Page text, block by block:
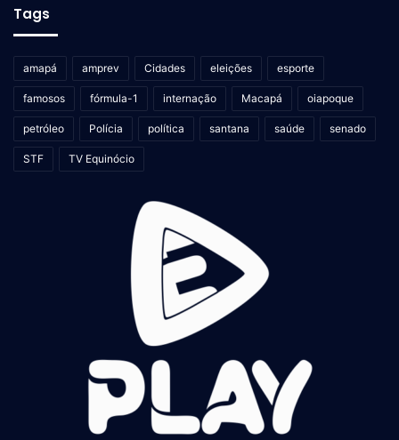
Tags
amapá amprev Cidades eleições esporte
famosos fórmula-1 internação Macapá oiapoque
petróleo Polícia política santana saúde senado
STF TV Equinócio